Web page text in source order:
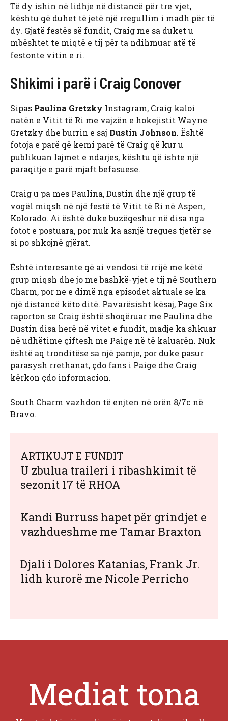
Të dy ishin në lidhje në distancë për tre vjet,
kështu që duhet të jetë një rregullim i madh për të
dy. Gjatë festës së fundit, Craig me sa duket u
mbështet te miqtë e tij për ta ndihmuar atë të
festonte vitin e ri.
Shikimi i parë i Craig Conover
Sipas Paulina Gretzky Instagram, Craig kaloi
natën e Vitit të Ri me vajzën e hokejistit Wayne
Gretzky dhe burrin e saj Dustin Johnson. Është
fotoja e parë që kemi parë të Craig që kur u
publikuan lajmet e ndarjes, kështu që ishte një
paraqitje e parë mjaft befasuese.
Craig u pa mes Paulina, Dustin dhe një grup të
vogël miqsh në një festë të Vitit të Ri në Aspen,
Kolorado. Ai është duke buzëqeshur në disa nga
fotot e postuara, por nuk ka asnjë tregues tjetër se
si po shkojnë gjërat.
Është interesante që ai vendosi të rrijë me këtë
grup miqsh dhe jo me bashkë-yjet e tij në Southern
Charm, por ne e dimë nga episodet aktuale se ka
një distancë këto ditë. Pavarësisht kësaj, Page Six
raporton se Craig është shoqëruar me Paulina dhe
Dustin disa herë në vitet e fundit, madje ka shkuar
në udhëtime çiftesh me Paige në të kaluarën. Nuk
është aq tronditëse sa një pamje, por duke pasur
parasysh rrethanat, çdo fans i Paige dhe Craig
kërkon çdo informacion.
South Charm vazhdon të enjten në orën 8/7c në
Bravo.
ARTIKUJT E FUNDIT
U zbulua traileri i ribashkimit të
sezonit 17 të RHOA
Kandi Burruss hapet për grindjet e
vazhdueshme me Tamar Braxton
Djali i Dolores Katanias, Frank Jr.
lidh kurorë me Nicole Perricho
Mediat tona